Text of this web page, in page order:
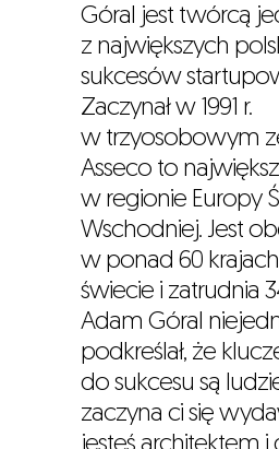
Góral jest twórcą
z największych
sukcesów
Zaczynał w 1991 r.
w trzyosobowym
Asseco to
w regionie Europy
Wschodniej. Jest
w ponad 60
świecie i zatrudnia
Adam Góral
podkreślał, że
do sukcesu są
zaczyna ci się